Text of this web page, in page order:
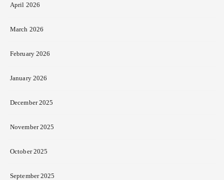
April 2026
March 2026
February 2026
January 2026
December 2025
November 2025
October 2025
September 2025